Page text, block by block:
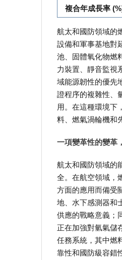
複合年成長率
航太和國防領域的
設備和軍事基地對
池、固體氧化物燃
力裝置、靜音監視
域能源韌性的優先
證程序的複雜性、
用。在這種環境下
料、燃氣渦輪機和
一項變革性的變革
航太和國防領域的
全。在航空領域，
方面的應用而備受
地、水下感測器和
供應的戰略意義；
正在加強對氫氣儲
任務系統，其中燃
靠性和國防級容錯